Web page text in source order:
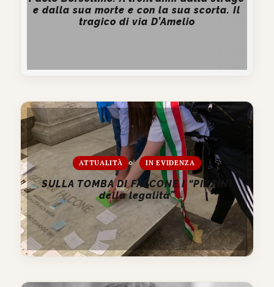
e dalla sua morte e con la sua scorta. Il
tragico di via D’Amelio
ATTUALITÀ IN EVIDENZA
SULLA TOMBA DI FALCONE I “PIZZINI
della legalità”